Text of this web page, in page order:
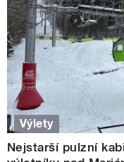
Výlety
Nejstarší pulzní